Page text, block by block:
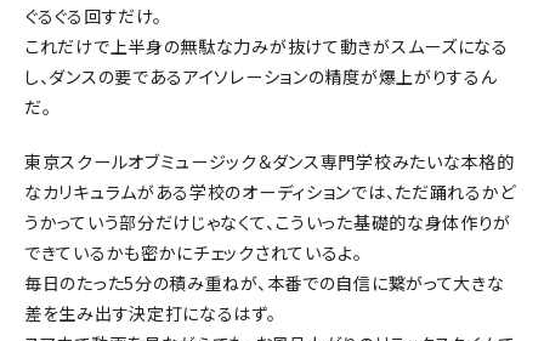
ぐるぐる回すだけ。
これだけで上半身の無駄な力みが抜けて動きがスムーズになる
し、ダンスの要であるアイソレーションの精度が爆上がりするん
だ。
東京スクールオブミュージック＆ダンス専門学校みたいな本格的
なカリキュラムがある学校のオーディションでは、ただ踊れるかど
うかっていう部分だけじゃなくて、こういった基礎的な身体作りが
できているかも密かにチェックされているよ。
毎日のたった5分の積み重ねが、本番での自信に繋がって大きな
差を生み出す決定打になるはず。